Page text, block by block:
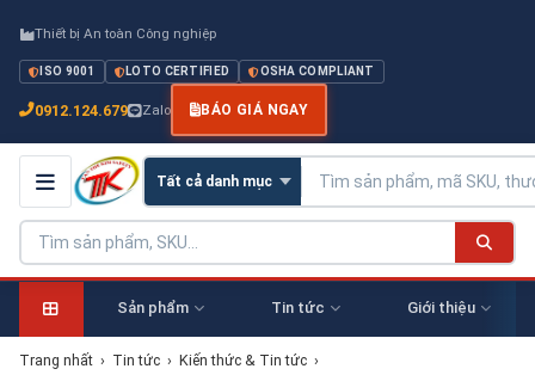
Thiết bị An toàn Công nghiệp
ISO 9001 LOTO CERTIFIED OSHA COMPLIANT
0912.124.679 Zalo BÁO GIÁ NGAY
Sản phẩm Tin tức Giới thiệu
Trang nhất › Tin tức › Kiến thức & Tin tức ›